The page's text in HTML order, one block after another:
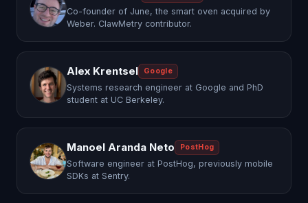
Co-founder of June, the smart oven acquired by
Weber. ClawMetry contributor.
Alex Krentsel Google
Systems research engineer at Google and PhD
student at UC Berkeley.
Manoel Aranda Neto PostHog
Software engineer at PostHog, previously mobile
SDKs at Sentry.